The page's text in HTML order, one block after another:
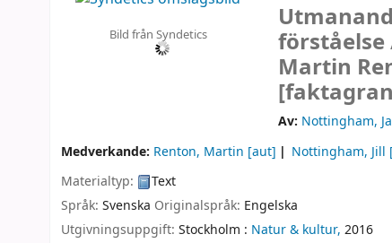
Bild från Syndetics förståelse
Martin
Av: Nottingham,
Medverkande: Renton, Martin [aut] Nottingham, Jill
Materialtyp:
Text
Språk: Svenska Originalspråk: Engelska
Utgivningsuppgift: Stockholm : Natur & kultur, 2016